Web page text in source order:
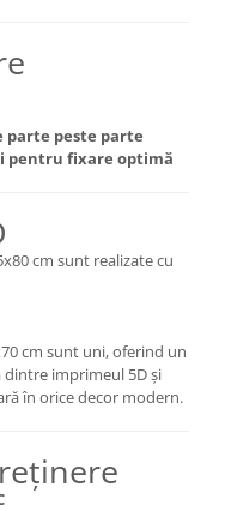
parte peste parte
pentru fixare optimă
cm sunt realizate cu
cm sunt uni, oferind un
dintre imprimeul 5D și
în orice decor modern.